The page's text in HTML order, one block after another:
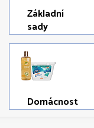
Základní
sady
Domácnost